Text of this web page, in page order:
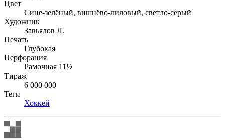
Цвет
Сине-зелёный, вишнёво-лиловый, светло-серый
Художник
Завьялов Л.
Печать
Глубокая
Перфорация
Рамочная 11½
Тираж
6 000 000
Теги
Хоккей